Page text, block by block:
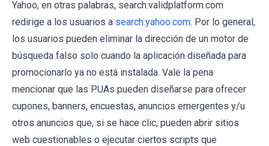
Yahoo, en otras palabras, search.validplatform.com
redirige a los usuarios a search.yahoo.com. Por lo general,
los usuarios pueden eliminar la dirección de un motor de
búsqueda falso solo cuando la aplicación diseñada para
promocionarlo ya no está instalada. Vale la pena
mencionar que las PUAs pueden diseñarse para ofrecer
cupones, banners, encuestas, anuncios emergentes y/u
otros anuncios que, si se hace clic, pueden abrir sitios
web cuestionables o ejecutar ciertos scripts que